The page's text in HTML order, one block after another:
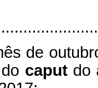
de
caputdo